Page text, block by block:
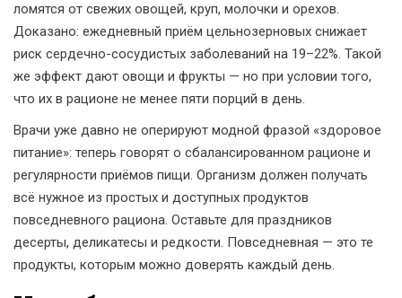
ломятся от свежих овощей, круп, молочки и орехов.
Доказано: ежедневный приём цельнозерновых снижает
риск сердечно-сосудистых заболеваний на 19–22%. Такой
же эффект дают овощи и фрукты — но при условии того,
что их в рационе не менее пяти порций в день.
Врачи уже давно не оперируют модной фразой «здоровое
питание»: теперь говорят о сбалансированном рационе и
регулярности приёмов пищи. Организм должен получать
всё нужное из простых и доступных продуктов
повседневного рациона. Оставьте для праздников
десерты, деликатесы и редкости. Повседневная — это те
продукты, которым можно доверять каждый день.